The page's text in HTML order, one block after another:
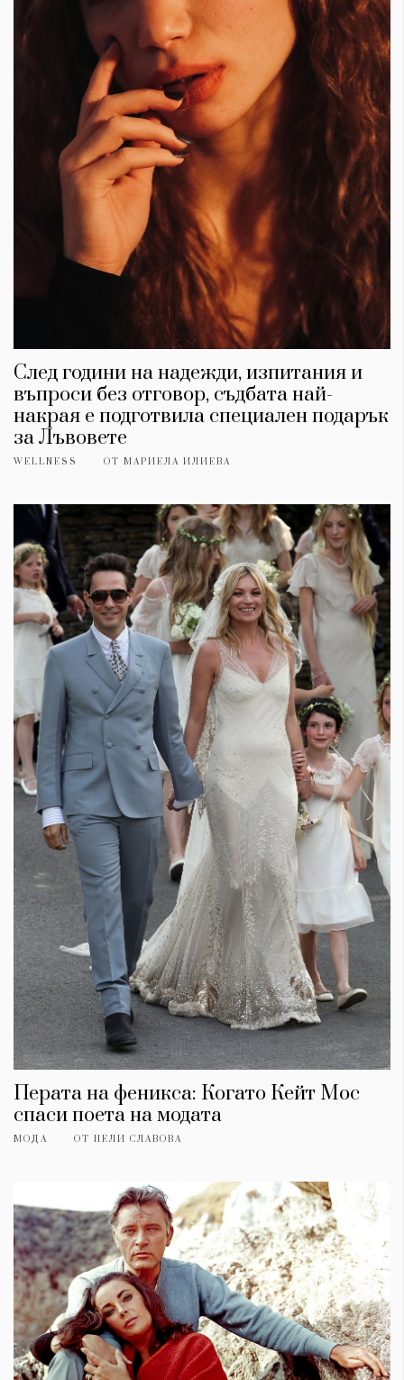
След години на надежди, изпитания и
въпроси без отговор, съдбата най-
накрая е подготвила специален подарък
за Лъвовете
WELLNESS ОТ МАРИЕЛА ИЛИЕВА
Перата на феникса: Когато Кейт Мос
спаси поета на модата
МОДА ОТ НЕЛИ СЛАВОВА